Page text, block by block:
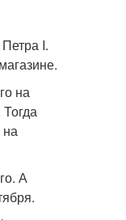
I.
на
на
А